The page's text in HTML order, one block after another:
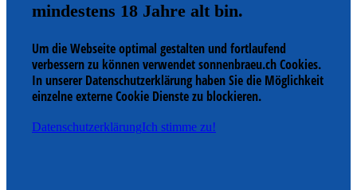
mindestens 18 Jahre alt bin.
Um die Webseite optimal gestalten und fortlaufend
verbessern zu können verwendet sonnenbraeu.ch Cookies.
In unserer Datenschutzerklärung haben Sie die Möglichkeit
einzelne externe Cookie Dienste zu blockieren.
DatenschutzerklärungIch stimme zu!